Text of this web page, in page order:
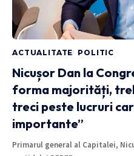
ACTUALITATE POLITIC
Nicușor Dan la
forma majorități,
treci peste lucruri
importante”
Primarul general al Capitalei,